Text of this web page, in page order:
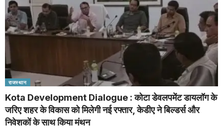
राजस्थान
Kota Development Dialogue : कोटा डेवलपमेंट डायलॉग के
जरिए शहर के विकास को मिलेगी नई रफ्तार, केडीए ने बिल्डर्स और
निवेशकों के साथ किया मंथन